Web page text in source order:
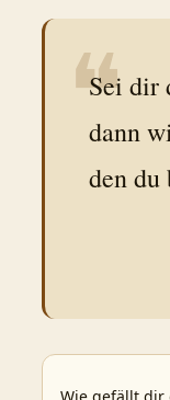
❝
Sei dir
dann
den du